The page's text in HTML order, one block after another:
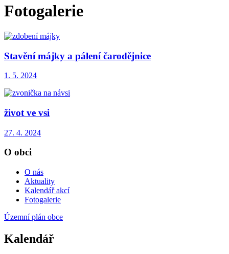
Fotogalerie
Stavění májky a pálení čarodějnice
1. 5. 2024
život ve vsi
27. 4. 2024
O obci
O nás
Aktuality
Kalendář akcí
Fotogalerie
Územní plán obce
Kalendář